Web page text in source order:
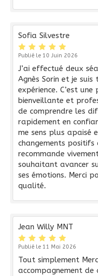
Sofia Silvestre
Publié le 10 Juin 2026
J’ai effectué deux
Agnès Sorin et je
expérience. C’est une
bienveillante et
de comprendre les
rapidement en
me sens plus apaisé
changements positifs
recommande
souhaitant avancer
ses émotions. Merci
qualité.
Jean Willy MNT
Publié le 11 Mai 2026
Tout simplement
accompagnement